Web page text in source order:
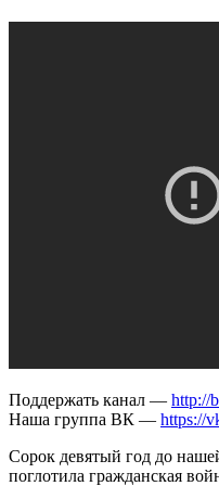
Поддержать канал — http://
Наша группа ВК — https://
Сорок девятый год до
поглотила гражданская